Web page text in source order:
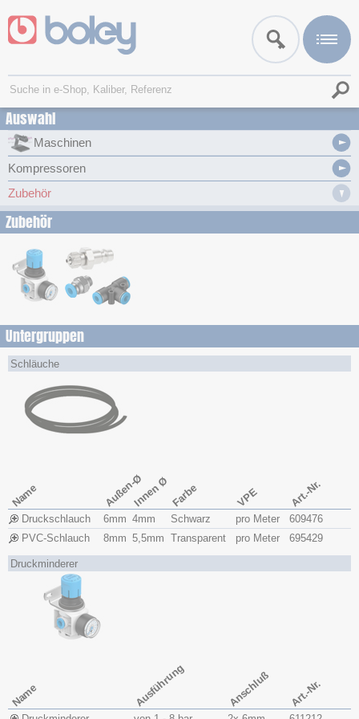
Auswahl
Maschinen
Kompressoren
Zubehör
Zubehör
Untergruppen
Schläuche
Name Außen-ØInnen Ø Farbe VPE Art.-Nr.
Druckschlauch 6mm 4mm Schwarz pro Meter
609476
PVC-Schlauch
8mm 5,5mm Transparent pro Meter 695429
Druckminderer
Name Ausführung Anschluß Art.-Nr.